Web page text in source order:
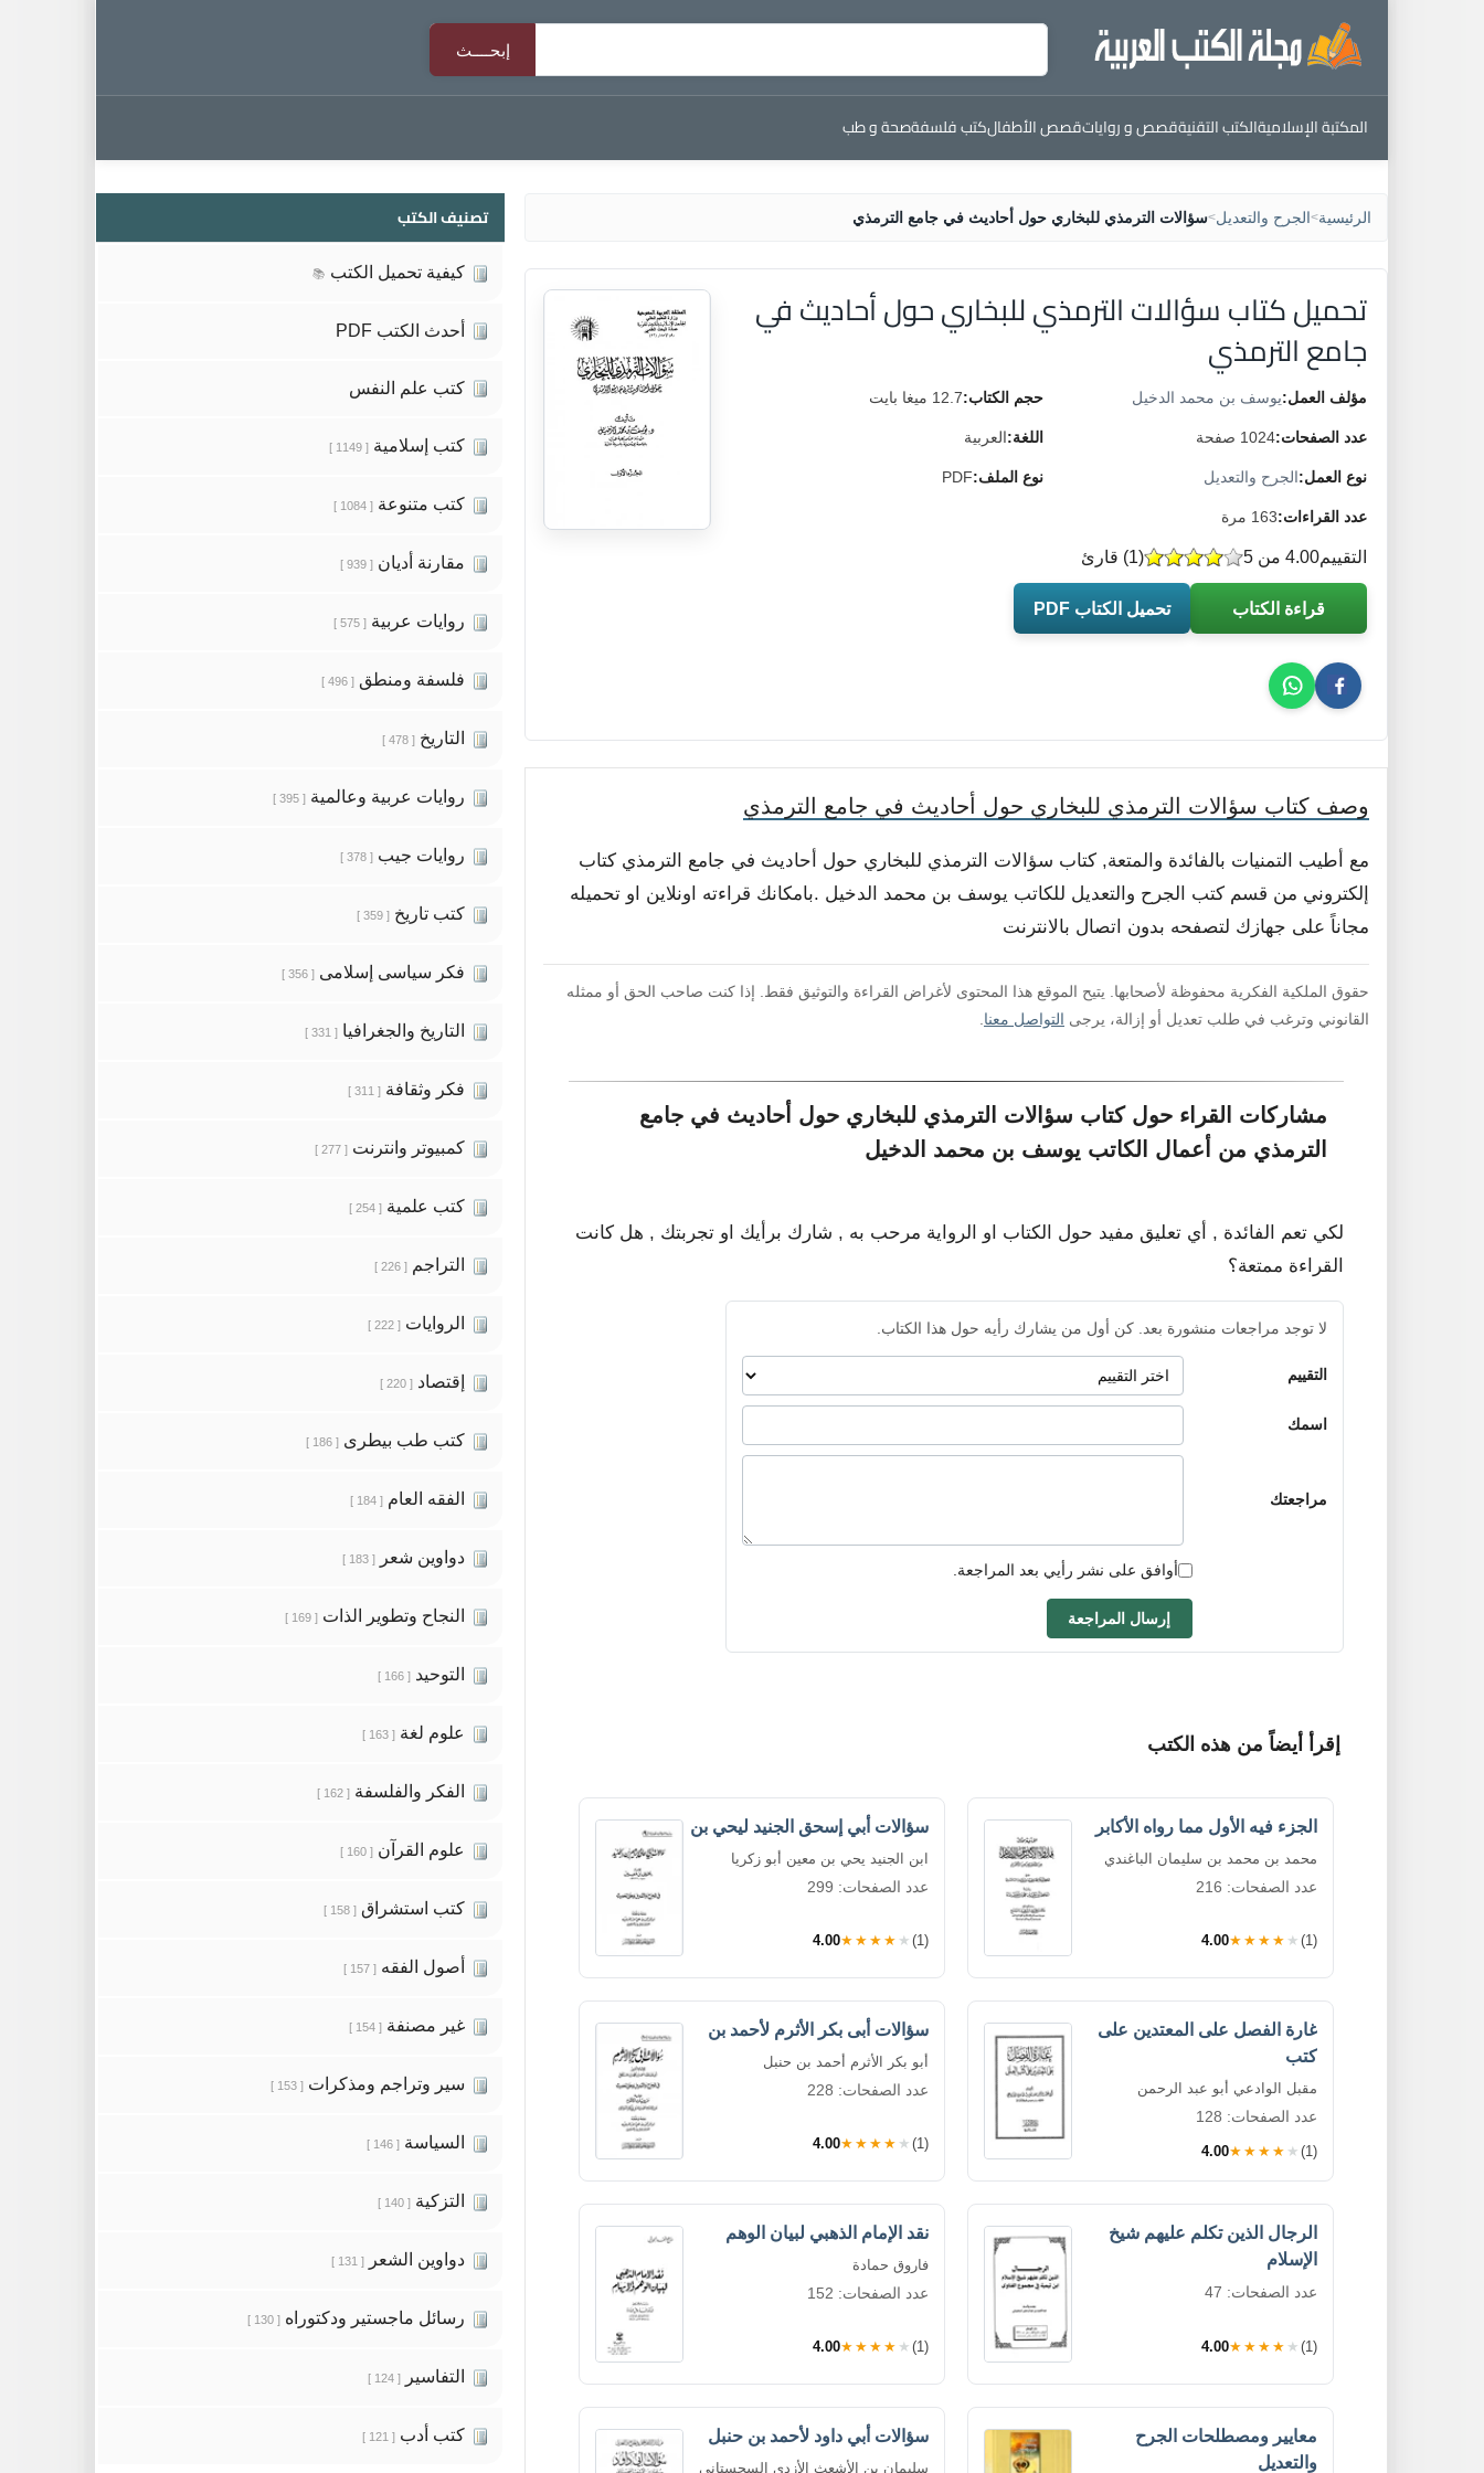
المكتبة الإسلاميةالكتب التقنيةقصص و رواياتقصص الأطفالكتب فلسفةصحة و طب
الرئيسية>الجرح والتعديل>سؤالات الترمذي للبخاري حول أحاديث في جامع الترمذي
تحميل كتاب سؤالات الترمذي للبخاري حول أحاديث في
جامع الترمذي
مؤلف العمل:يوسف بن محمد الدخيل حجم الكتاب:12.7 ميغا بايت
عدد الصفحات:1024 صفحة اللغة:العربية
نوع العمل:الجرح والتعديل نوع الملف:PDF
عدد القراءات:163 مرة
التقييم (
1) قارئ 4.00 من 5
قراءة الكتاب تحميل الكتاب PDF
وصف كتاب سؤالات الترمذي للبخاري حول أحاديث في جامع الترمذي
مع أطيب التمنيات بالفائدة والمتعة, كتاب سؤالات الترمذي للبخاري حول أحاديث في جامع الترمذي كتاب
إلكتروني من قسم كتب الجرح والتعديل للكاتب يوسف بن محمد الدخيل .بامكانك قراءته اونلاين او تحميله
مجاناً على جهازك لتصفحه بدون اتصال بالانترنت
حقوق الملكية الفكرية محفوظة لأصحابها. يتيح الموقع هذا المحتوى لأغراض القراءة والتوثيق فقط. إذا كنت صاحب الحق أو ممثله
القانوني وترغب في طلب تعديل أو إزالة، يرجى التواصل معنا
مشاركات القراء حول كتاب سؤالات الترمذي للبخاري حول أحاديث في جامع
الترمذي من أعمال الكاتب يوسف بن محمد الدخيل
لكي تعم الفائدة , أي تعليق مفيد حول الكتاب او الرواية مرحب به , شارك برأيك او تجربتك , هل كانت
القراءة ممتعة؟
لا توجد مراجعات منشورة بعد. كن أول من يشارك رأيه حول هذا الكتاب.
التقييم
اسمك
مراجعتك
أوافق على نشر رأيي بعد المراجعة.
إرسال المراجعة
إقرأ أيضاً من هذه الكتب
الجزء فيه الأول مما رواه الأكابر
محمد بن محمد بن سليمان الباغندي
عدد الصفحات: 216
4.00★★★★★ (1)
سؤالات أبي إسحق الجنيد ليحي بن
ابن الجنيد يحي بن معين أبو زكريا
عدد الصفحات: 299
4.00★★★★★ (1)
غارة الفصل على المعتدين على
كتب
مقبل الوادعي أبو عبد الرحمن
عدد الصفحات: 128
4.00★★★★★ (1)
سؤالات أبى بكر الأثرم لأحمد بن
أبو بكر الأثرم أحمد بن حنبل
عدد الصفحات: 228
4.00★★★★★ (1)
الرجال الذين تكلم عليهم شيخ
الإسلام
عدد الصفحات: 47
4.00★★★★★ (1)
نقد الإمام الذهبي لبيان الوهم
فاروق حمادة
عدد الصفحات: 152
4.00★★★★★ (1)
معايير ومصطلحات الجرح
والتعديل
سؤالات أبي داود لأحمد بن حنبل
سليمان بن الأشعث الأزدي السجستاني
تصنيف الكتب
كيفية تحميل الكتب 📚
أحدث الكتب PDF
كتب علم النفس
كتب إسلامية [ 1149 ]
كتب متنوعة [ 1084 ]
مقارنة أديان [ 939 ]
روايات عربية [ 575 ]
فلسفة ومنطق [ 496 ]
التاريخ [ 478 ]
روايات عربية وعالمية [ 395 ]
روايات جيب [ 378 ]
كتب تاريخ [ 359 ]
فكر سياسى إسلامى [ 356 ]
التاريخ والجغرافيا [ 331 ]
فكر وثقافة [ 311 ]
كمبيوتر وانترنت [ 277 ]
كتب علمية [ 254 ]
التراجم [ 226 ]
الروايات [ 222 ]
إقتصاد [ 220 ]
كتب طب بيطرى [ 186 ]
الفقه العام [ 184 ]
دواوين شعر [ 183 ]
النجاح وتطوير الذات [ 169 ]
التوحيد [ 166 ]
علوم لغة [ 163 ]
الفكر والفلسفة [ 162 ]
علوم القرآن [ 160 ]
كتب استشراق [ 158 ]
أصول الفقه [ 157 ]
غير مصنفة [ 154 ]
سير وتراجم ومذكرات [ 153 ]
السياسة [ 146 ]
التزكية [ 140 ]
دواوين الشعر [ 131 ]
رسائل ماجستير ودكتوراه [ 130 ]
التفاسير [ 124 ]
كتب أدب [ 121 ]